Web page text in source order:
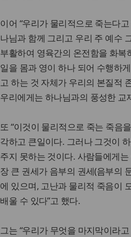
이어 “우리가 물리적으로 죽는다
나님과 함께 그리고 우리 주 예수
부활하여 영육간의 온전함을 화
일을 몸과 영이 하나 되어 수행하
고 하는 것 자체가 우리의 본질적
우리에게는 하나님과의 풍성한 교
또 “이것이 물리적으로 죽는 죽음
각하고 큰일이다. 그러나 그것이
주지 못하는 것이다. 사람들에게
장 큰 권세가 음부의 권세(음부의
에 있으며, 고난과 물리적 죽음이
배울 수 있다”고 했다.
그는 “우리가 무엇을 마지막이라